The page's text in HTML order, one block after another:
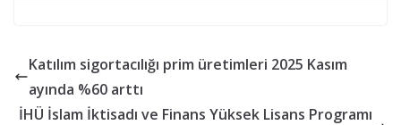
Katılım sigortacılığı prim üretimleri 2025 Kasım
ayında %60 arttı
İHÜ İslam İktisadı ve Finans Yüksek Lisans Programı